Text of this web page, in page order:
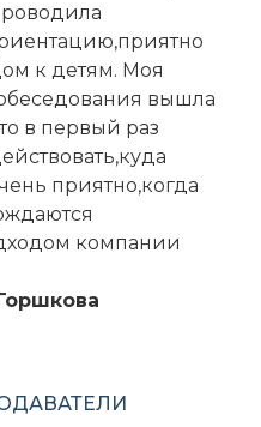
к детям. Моя
вышла
в первый раз
приятно,когда
компании